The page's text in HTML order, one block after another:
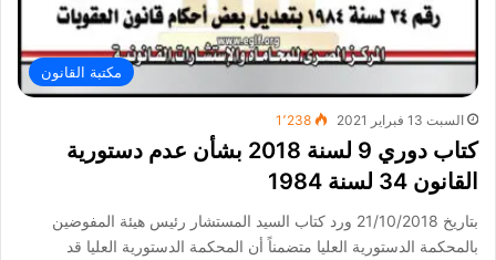
مكتبة القانون
السبت 13 فبراير 2021 1٬238
كتاب دوري 9 لسنة 2018 بشأن عدم دستورية
القانون 34 لسنة 1984
بتاريخ 21/10/2018 ورد كتاب السيد المستشار رئيس هيئة المفوضين
بالمحكمة الدستورية العليا متضمناً أن المحكمة الدستورية العليا قد